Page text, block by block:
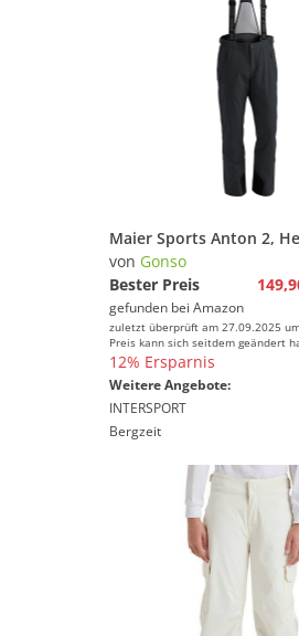
von Gonso
Bester Preis
gefunden bei Amazon
zuletzt überprüft am 27.09.2025
Preis kann sich seitdem geändert
12% Ersparnis
Weitere Angebote:
INTERSPORT
Bergzeit